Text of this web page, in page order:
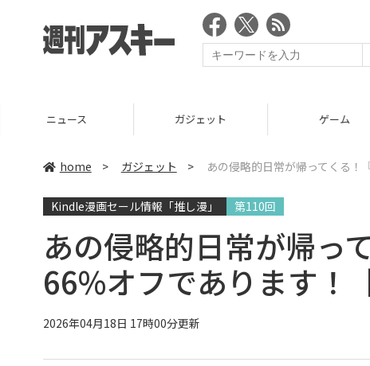
ニュース ガジェット ゲーム
home > ガジェット > あの侵略的日常が帰ってくる！
Kindle漫画セール情報「推し漫」 第110回
あの侵略的日常が帰っ
66%オフであります！
2026年04月18日 17時00分更新